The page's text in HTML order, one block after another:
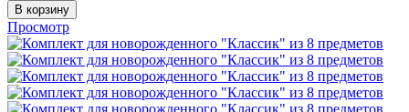
В корзину
Просмотр